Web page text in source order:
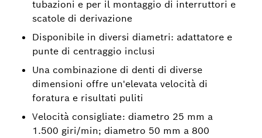
tubazioni e per il montaggio di interruttori e
scatole di derivazione
Disponibile in diversi diametri: adattatore e
punte di centraggio inclusi
Una combinazione di denti di diverse
dimensioni offre un'elevata velocità di
foratura e risultati puliti
Velocità consigliate: diametro 25 mm a
1.500 giri/min; diametro 50 mm a 800